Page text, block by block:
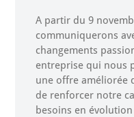
A partir du 9
communiquerons
changements
entreprise qui nous
une offre améliorée
de renforcer notre
besoins en évolution